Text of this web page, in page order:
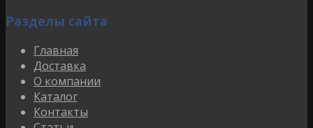
Разделы сайта
Главная
Доставка
О компании
Каталог
Контакты